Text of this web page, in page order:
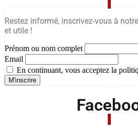
Restez informé, inscrivez-vous à
et utile !
Prénom ou nom complet
Email
En continuant, vous acceptez la